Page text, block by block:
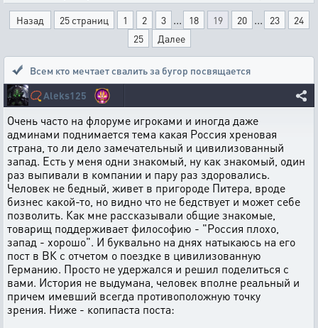
Назад 25 страниц 1 2 3 ... 18 19 20 ... 23
24
25
Далее
Всем кто мечтает свалить за бугор посвящается
📿Aleks125
Очень часто на флоруме игроками и иногда даже
админами поднимается тема какая Россия хреновая
страна, то ли дело замечательный и цивилизованный
запад. Есть у меня одни знакомый, ну как знакомый, один
раз выпивали в компании и пару раз здоровались.
Человек не бедный, живет в пригороде Питера, вроде
бизнес какой-то, но видно что не бедствует и может себе
позволить. Как мне рассказывали общие знакомые,
товарищ поддерживает философию - "Россия плохо,
запад - хорошо". И буквально на днях натыкаюсь на его
пост в ВК с отчетом о поездке в цивилизованную
Германию. Просто не удержался и решил поделиться с
вами. История не выдумана, человек вполне реальный и
причем имевший всегда противоположную точку
зрения. Ниже - копипаста поста: